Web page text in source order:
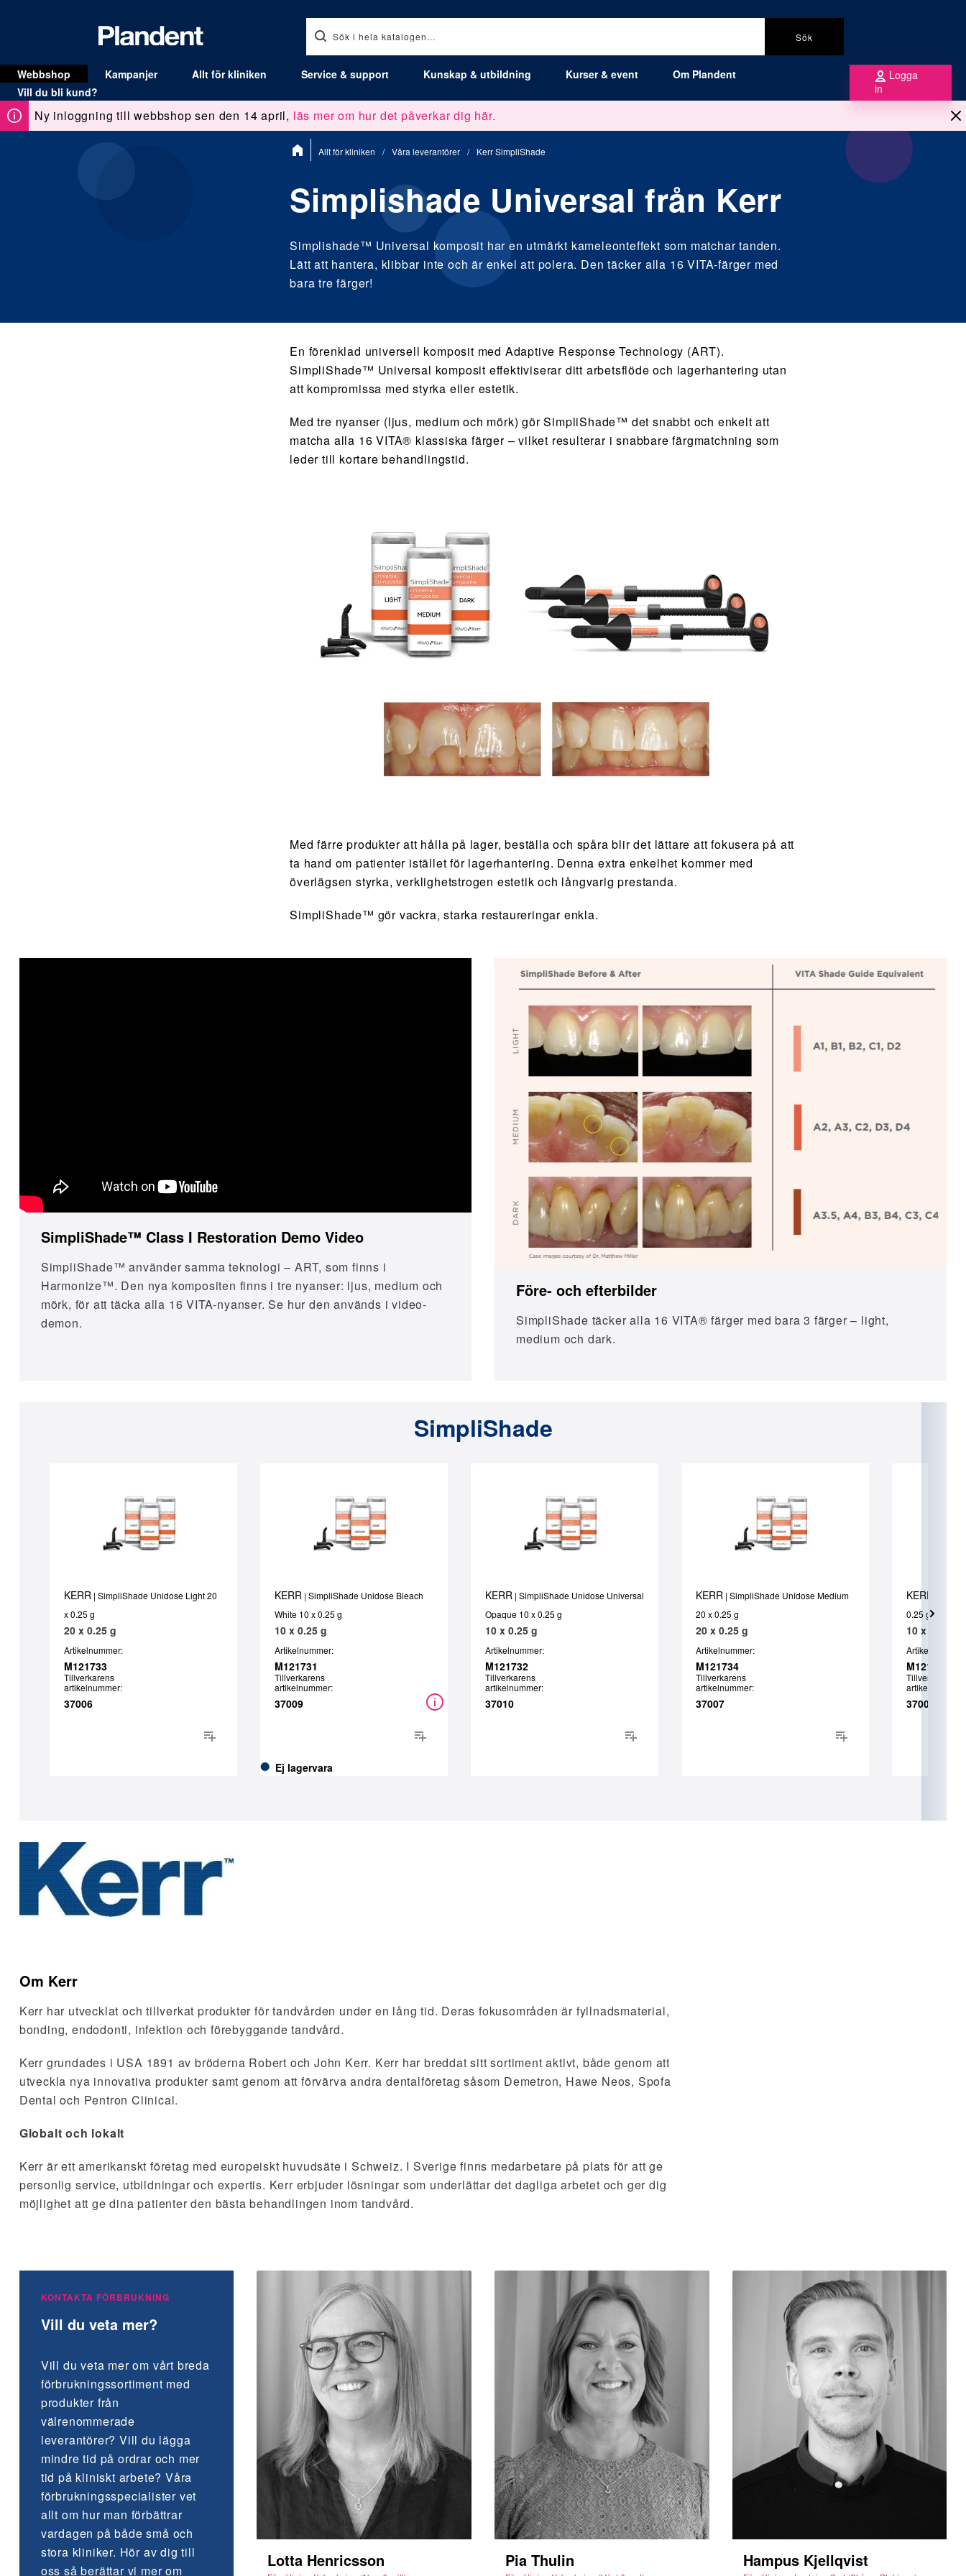
Sök
Webbshop Kampanjer Allt för kliniken Service & support Kunskap & utbildning Kurser & event
Om Plandent
Vill du bli kund?
Logga
in
Ny inloggning till webbshop sen den 14 april, läs mer om hur det påverkar dig här.
Du
är Allt för kliniken / Våra leverantörer / Kerr SimpliShade
Simplishade Universal från Kerr
Simplishade™ Universal komposit har en utmärkt kameleonteffekt som matchar tanden.
Lätt att hantera, klibbar inte och är enkel att polera. Den täcker alla 16 VITA-färger med
bara tre färger!
En förenklad universell komposit med Adaptive Response Technology (ART).
SimpliShade™ Universal komposit effektiviserar ditt arbetsflöde och lagerhantering utan
att kompromissa med styrka eller estetik.
Med tre nyanser (ljus, medium och mörk) gör SimpliShade™ det snabbt och enkelt att
matcha alla 16 VITA® klassiska färger – vilket resulterar i snabbare färgmatchning som
leder till kortare behandlingstid.
Med färre produkter att hålla på lager, beställa och spåra blir det lättare att fokusera på att
ta hand om patienter istället för lagerhantering. Denna extra enkelhet kommer med
överlägsen styrka, verklighetstrogen estetik och långvarig prestanda.
SimpliShade™ gör vackra, starka restaureringar enkla.
SimpliShade™ Class I Restoration Demo Video
SimpliShade™ använder samma teknologi – ART, som finns i
Harmonize™. Den nya kompositen finns i tre nyanser: ljus, medium och
mörk, för att täcka alla 16 VITA-nyanser. Se hur den används i video-
demon.
Före- och efterbilder
SimpliShade täcker alla 16 VITA® färger med bara 3 färger – light,
medium och dark.
SimpliShade
KERR | SimpliShade Unidose Light 20
x 0.25 g
20 x 0.25 g
Artikelnummer:
M121733
Tillverkarens
artikelnummer:
37006
KERR | SimpliShade Unidose Bleach
White 10 x 0.25 g
10 x 0.25 g
Artikelnummer:
M121731
Ej lagervara
Tillverkarens
artikelnummer:
37009
KERR | SimpliShade Unidose Universal
Opaque 10 x 0.25 g
10 x 0.25 g
Artikelnummer:
M121732
Tillverkarens
artikelnummer:
37010
KERR | SimpliShade Unidose Medium
20 x 0.25 g
20 x 0.25 g
Artikelnummer:
M121734
Tillverkarens
artikelnummer:
37007
KERR
0.25 g
10 x 0.25 g
Artikelnummer:
M121730
Tillverkarens
artikelnummer:
37008
Om Kerr
Kerr har utvecklat och tillverkat produkter för tandvården under en lång tid. Deras fokusområden är fyllnadsmaterial,
bonding, endodonti, infektion och förebyggande tandvård.
Kerr grundades i USA 1891 av bröderna Robert och John Kerr. Kerr har breddat sitt sortiment aktivt, både genom att
utveckla nya innovativa produkter samt genom att förvärva andra dentalföretag såsom Demetron, Hawe Neos, Spofa
Dental och Pentron Clinical.
Globalt och lokalt
Kerr är ett amerikanskt företag med europeiskt huvudsäte i Schweiz. I Sverige finns medarbetare på plats för att ge
personlig service, utbildningar och expertis. Kerr erbjuder lösningar som underlättar det dagliga arbetet och ger dig
möjlighet att ge dina patienter den bästa behandlingen inom tandvård.
KONTAKTA FÖRBRUKNING
Vill du veta mer?
Vill du veta mer om vårt breda
förbruknings­sortiment med
produkter från
välrenommerade
leverantörer? Vill du lägga
mindre tid på ordrar och mer
tid på kliniskt arbete? Våra
förbrukningsspecialister vet
allt om hur man förbättrar
vardagen på både små och
stora kliniker. Hör av dig till
oss så berättar vi mer om
Lotta Henricsson Pia Thulin Hampus Kjellqvist